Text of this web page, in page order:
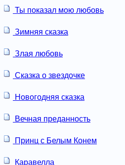
Ты показал мою любовь
Зимняя сказка
Злая любовь
Сказка о звездочке
Новогодняя сказка
Вечная преданность
Принц с Белым Конем
Каравелла